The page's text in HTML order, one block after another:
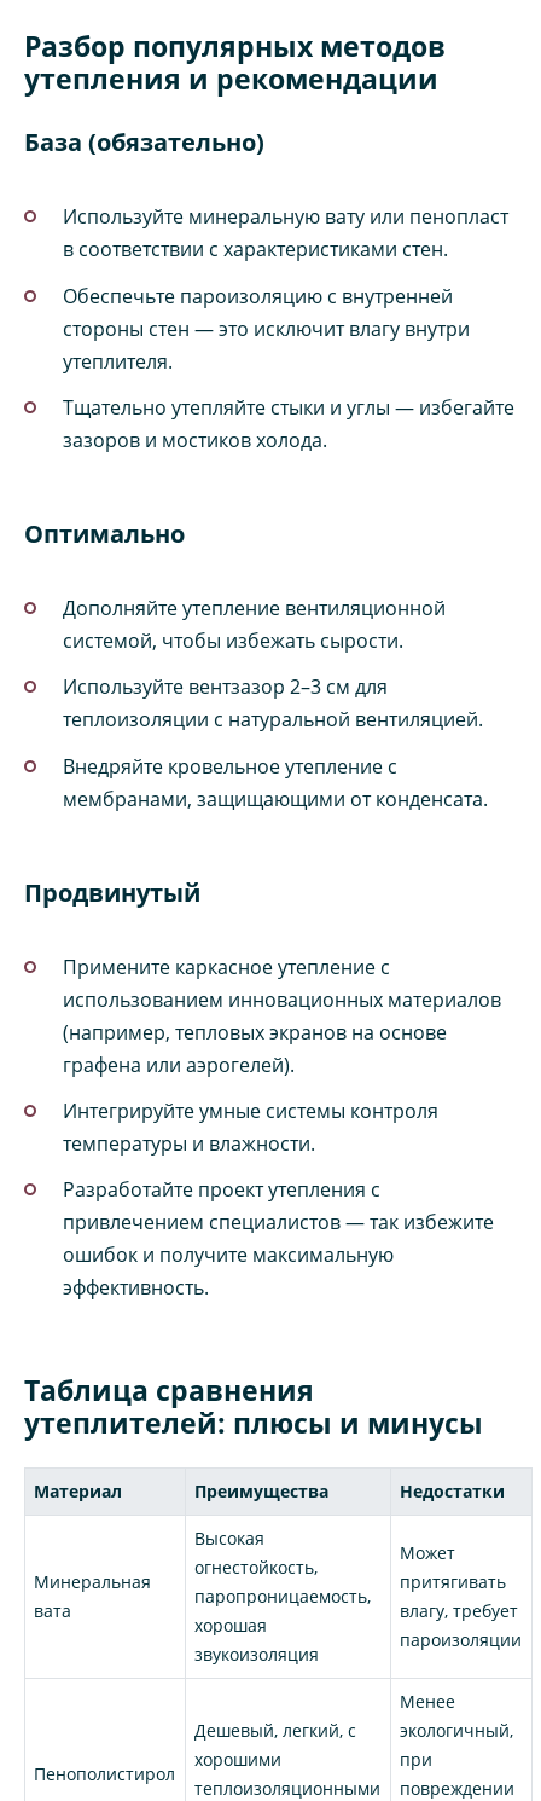
Разбор популярных методов
утепления и рекомендации
База (обязательно)
Используйте минеральную вату или пенопласт
в соответствии с характеристиками стен.
Обеспечьте пароизоляцию с внутренней
стороны стен — это исключит влагу внутри
утеплителя.
Тщательно утепляйте стыки и углы — избегайте
зазоров и мостиков холода.
Оптимально
Дополняйте утепление вентиляционной
системой, чтобы избежать сырости.
Используйте вентзазор 2–3 см для
теплоизоляции с натуральной вентиляцией.
Внедряйте кровельное утепление с
мембранами, защищающими от конденсата.
Продвинутый
Примените каркасное утепление с
использованием инновационных материалов
(например, тепловых экранов на основе
графена или аэрогелей).
Интегрируйте умные системы контроля
температуры и влажности.
Разработайте проект утепления с
привлечением специалистов — так избежите
ошибок и получите максимальную
эффективность.
Таблица сравнения
утеплителей: плюсы и минусы
Материал Преимущества Недостатки
Минеральная
вата
Высокая
огнестойкость,
паропроницаемость,
хорошая
звукоизоляция
Может
притягивать
влагу, требует
пароизоляции
Пенополистирол
Дешевый, легкий, с
хорошими
теплоизоляционными
Менее
экологичный,
при
повреждении